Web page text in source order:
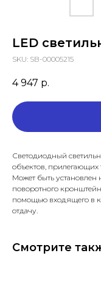
LED
SKU: SB-00005215
4 947 р.
Светодиодный
объектов, прилегающих
Может быть
поворотного
помощью входящего в
отдачу.
Смотрите